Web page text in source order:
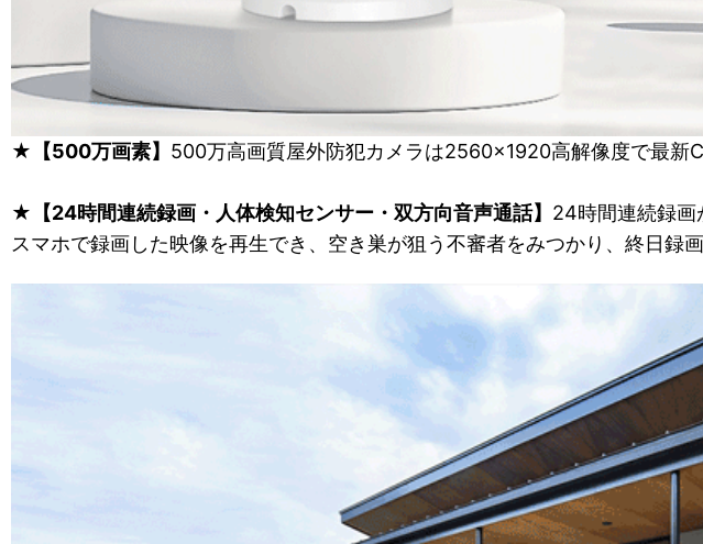
★【500万画素】 500万高画質屋外防犯カメラは2560×1920高解像度で最新
★ 【24時間連続録画・人体検知センサー・双方向音声通話】 24時間連続録画
スマホで録画した映像を再生でき、空き巣が狙う不審者をみつかり、終日録